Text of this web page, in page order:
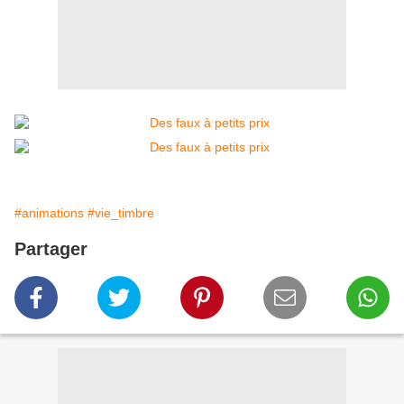
#animations #vie_timbre
Partager